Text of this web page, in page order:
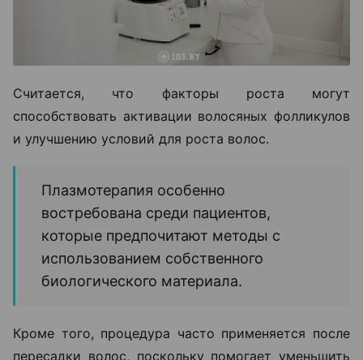
Считается, что факторы роста могут
способствовать активации волосяных фолликулов
и улучшению условий для роста волос.
Плазмотерапия особенно
востребована среди пациентов,
которые предпочитают методы с
использованием собственного
биологического материала.
Кроме того, процедура часто применяется после
пересадки волос, поскольку помогает уменьшить